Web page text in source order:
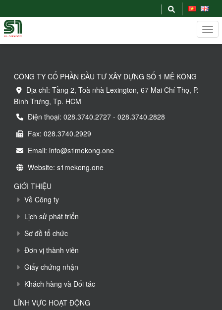
CÔNG TY CỔ PHẦN ĐẦU TƯ XÂY DỰNG SỐ 1 MÊ KÔNG
Địa chỉ: Tầng 2, Toà nhà Lexington, 67 Mai Chí Thọ, P.
Bình Trưng, Tp. HCM
Điện thoại: 028.3740.2727 - 028.3740.2828
Fax: 028.3740.2929
Email: info@s1mekong.one
Website: s1mekong.one
GIỚI THIỆU
Về Công ty
Lịch sử phát triển
Sơ đồ tổ chức
Đơn vị thành viên
Giấy chứng nhận
Khách hàng và Đối tác
LĨNH VỰC HOẠT ĐỘNG